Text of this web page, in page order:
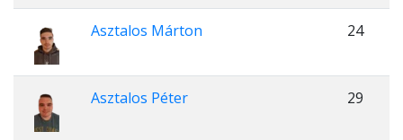
Asztalos Márton 24
Asztalos Péter 29